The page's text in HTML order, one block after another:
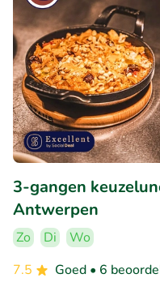
3-gangen
Antwerpen
Zo Di
Wo
7.5
Goed • 6